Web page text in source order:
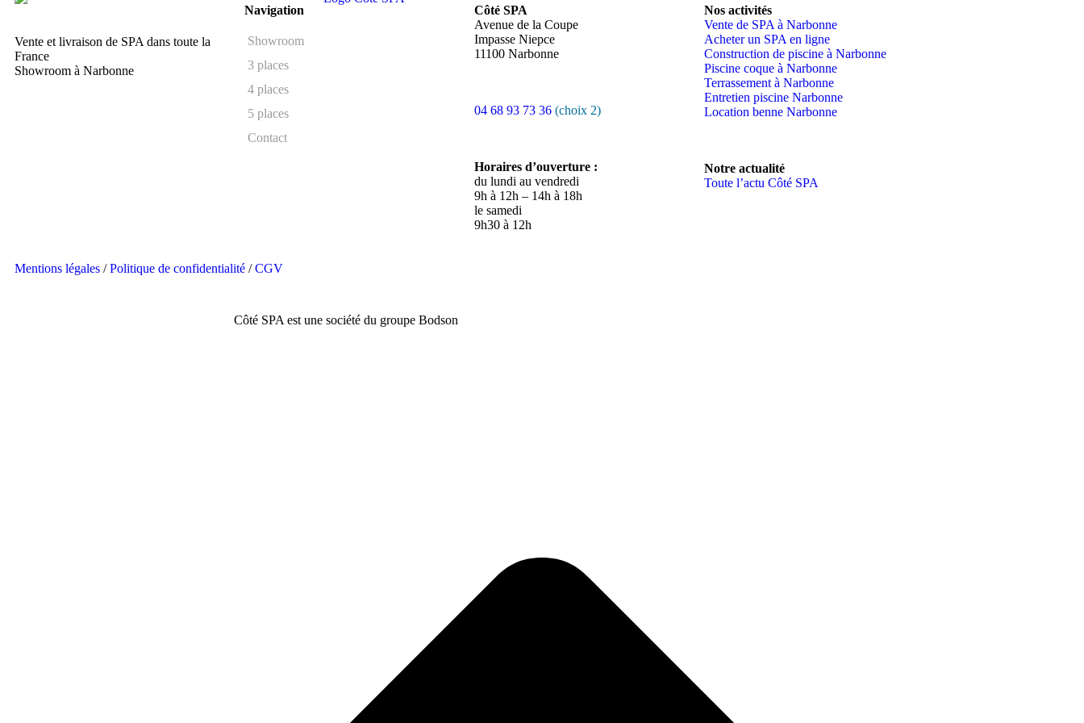
Vente et livraison de SPA dans toute la
France
Showroom à Narbonne
Navigation
Showroom
3 places
4 places
5 places
Contact
Côté SPA
Avenue de la Coupe
Impasse Niepce
11100 Narbonne
04 68 93 73 36 (choix 2)
Horaires d’ouverture :
du lundi au vendredi
9h à 12h – 14h à 18h
le samedi
9h30 à 12h
Nos activités
Vente de SPA à Narbonne
Acheter un SPA en ligne
Construction de piscine à Narbonne
Piscine coque à Narbonne
Terrassement à Narbonne
Entretien piscine Narbonne
Location benne Narbonne
Notre actualité
Toute l’actu Côté SPA
Mentions légales /Politique de confidentialité /CGV
Côté SPA est une société du groupe Bodson